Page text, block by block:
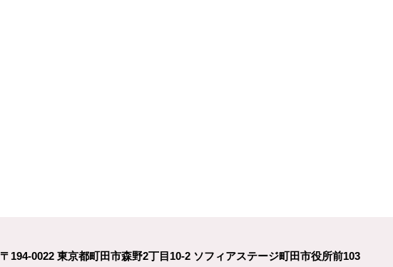
〒194-0022 東京都町田市森野2丁目10-2 ソフィアステージ町田市役所前103